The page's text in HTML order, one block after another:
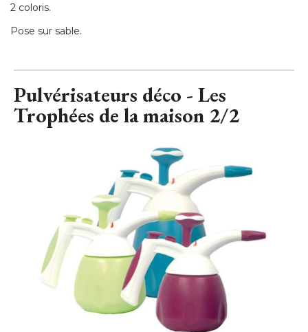
2 coloris.
Pose sur sable.
Pulvérisateurs déco - Les
Trophées de la maison 2/2